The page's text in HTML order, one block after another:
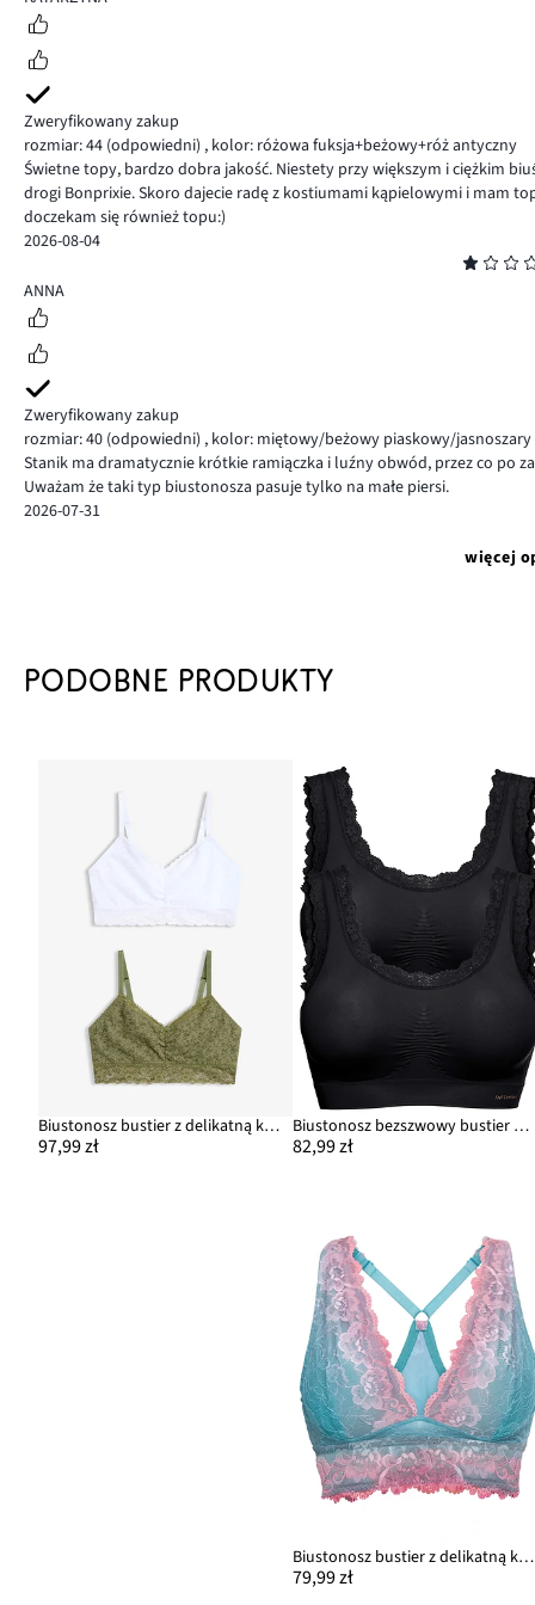
Zweryfikowany zakup
rozmiar: 44 (odpowiedni) , kolor: różowa fuksja+beżowy+róż antyczny
Świetne topy, bardzo dobra jakość. Niestety przy większym i ciężkim
drogi Bonprixie. Skoro dajecie radę z kostiumami kąpielowymi i mam
doczekam się również topu:)
2026-08-04
1
ANNA
Zweryfikowany zakup
rozmiar: 40 (odpowiedni) , kolor: miętowy/beżowy piaskowy/
Stanik ma dramatycznie krótkie ramiączka i luźny obwód, przez co po
Uważam że taki typ biustonosza pasuje tylko na małe piersi.
2026-07-31
więcej
PODOBNE PRODUKTY
Biustonosz bustier z delikatną koronką (2 szt.)
97,99 zł
Biustonosz bezszwowy bustier z kolekcji Feel Comfort (2 szt.)
82,99 zł
Biustonosz bustier z delikatną koronką w cieniowanych kolorach
79,99 zł